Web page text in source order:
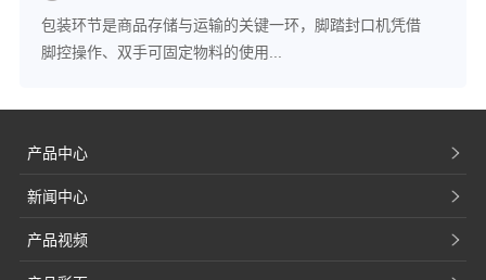
包装环节是商品存储与运输的关键一环，脚踏封口机凭借
脚控操作、双手可固定物料的使用...
产品中心
新闻中心
产品视频